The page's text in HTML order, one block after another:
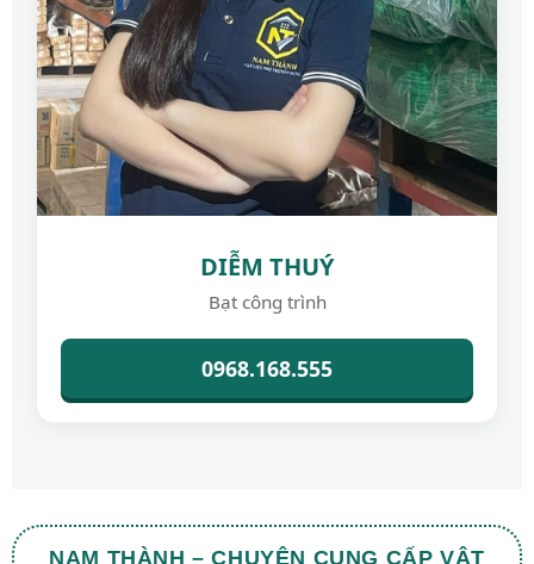
DIỄM THUÝ
Bạt công trình
0968.168.555
NAM THÀNH – CHUYÊN CUNG CẤP VẬT